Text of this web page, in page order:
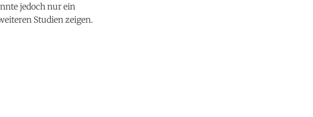
jedoch nur ein
Studien zeigen.